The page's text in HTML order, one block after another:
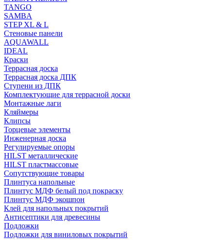
TANGO
SAMBA
STEP XL & L
Стеновые панели
AQUAWALL
IDEAL
Краски
Террасная доска
Террасная доска ДПК
Ступени из ДПК
Комплектующие для террасной доски
Монтажные лаги
Кляймеры
Клипсы
Торцевые элементы
Инженерная доска
Регулируемые опоры
HILST металлические
HILST пластмассовые
Сопутствующие товары
Плинтуса напольные
Плинтус МДФ белый под покраску
Плинтус МДФ экошпон
Клей для напольных покрытий
Антисептики для древесины
Подложки
Подложки для виниловых покрытий